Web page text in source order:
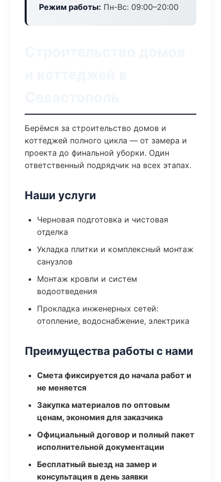
Режим работы: Пн-Вс: 09:00–20:00
Берёмся за строительство домов и
коттеджей полного цикла — от замера и
проекта до финальной уборки. Один
ответственный подрядчик на всех этапах.
Наши услуги
Черновая подготовка и чистовая
отделка
Укладка плитки и комплексный монтаж
санузлов
Монтаж кровли и систем
водоотведения
Прокладка инженерных сетей:
отопление, водоснабжение, электрика
Преимущества работы с нами
Смета фиксируется до начала работ и
не меняется
Закупка материалов по оптовым
ценам, экономия для заказчика
Официальный договор и полный пакет
исполнительной документации
Бесплатный выезд на замер и
консультация в день заявки